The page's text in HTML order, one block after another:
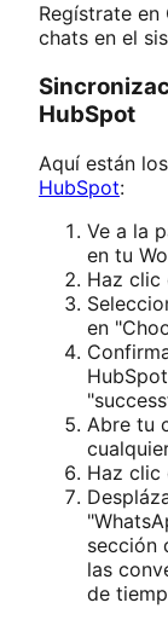
Regístrate
chats en el
HubSpot
Aquí están
HubSpot:
Ve a la
en tu
Haz clic
en
Abre tu
Haz clic
sección
las
de